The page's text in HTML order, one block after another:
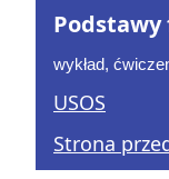
Podstawy
wykład,
USOS
Strona